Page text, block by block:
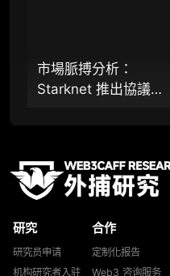
分析师 1 对 1 沟
淀内容）
机构专属社群（与
可下载报告 PDF
市場脈搏分析：
Starknet 推出協議級
難以介入」的困局？
研究
研究员申请
机构研究者入驻
合作
定制化报告
Web3 咨询服务